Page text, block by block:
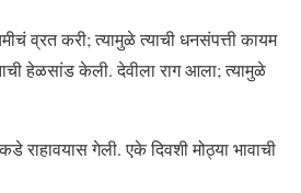
व्रत करी; त्यामुळे त्याची धनसंपत्ती कायम
हेळसांड केली. देवीला राग आला; त्यामुळे
राहावयास गेली. एके दिवशी मोठ्या भावाची